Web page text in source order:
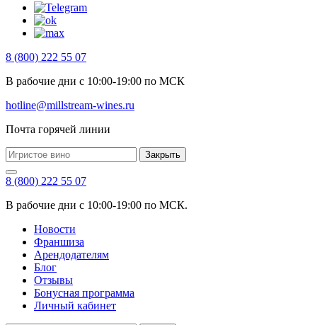
8 (800) 222 55 07
В рабочие дни с 10:00-19:00 по МСК
hotline@millstream-wines.ru
Почта горячей линии
Закрыть
8 (800) 222 55 07
В рабочие дни с 10:00-19:00 по МСК.
Новости
Франшиза
Арендодателям
Блог
Отзывы
Бонусная программа
Личный кабинет